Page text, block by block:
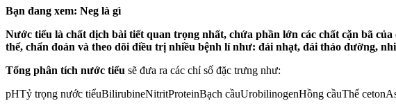
Bạn đang xem: Neg là gì
Nước tiểu là chất dịch bài tiết quan trọng nhất, chứa phần lớn các chất cặn bã của
thể, chẩn đoán và theo dõi điều trị nhiều bệnh lí như: đái nhạt, đái tháo đường,
Tổng phân tích nước tiểu sẽ đưa ra các chỉ số đặc trưng như:
pHTỷ trọng nước tiểuBilirubineNitritProteinBạch cầuUrobilinogenHồng cầuThể